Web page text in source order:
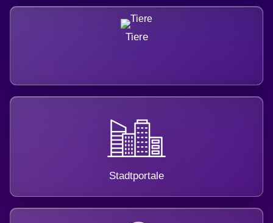
Tiere
Stadtportale